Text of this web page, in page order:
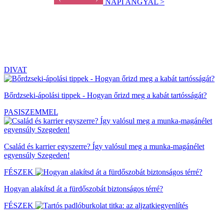
NAPI ANGYAL >
DIVAT
Bőrdzseki-ápolási tippek - Hogyan őrizd meg a kabát tartósságát?
PASISZEMMEL
Család és karrier egyszerre? Így valósul meg a munka-magánélet
egyensúly Szegeden!
FÉSZEK
Hogyan alakítsd át a fürdőszobát biztonságos térré?
FÉSZEK